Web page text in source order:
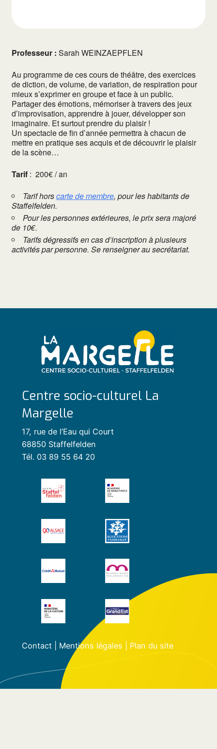
Professeur : Sarah WEINZAEPFLEN
Au programme de ces cours de théâtre, des exercices
de diction, de volume, de variation, de respiration pour
mieux s’exprimer en groupe et face à un public.
Partager des émotions, mémoriser à travers des jeux
d’improvisation, apprendre à jouer, développer son
imaginaire. Et surtout prendre du plaisir !
Un spectacle de fin d’année permettra à chacun de
mettre en pratique ses acquis et de découvrir le plaisir
de la scène…
Tarif : 200€ / an
Tarif horscarte de membre, pour les habitants de
Staffelfelden.
Pour les personnes extérieures, le prix sera majoré
de 10€.
Tarifs dégressifs en cas d’inscription à plusieurs
activités par personne. Se renseigner au secrétariat.
Centre socio-culturel La
Margelle
17, rue de l’Eau qui Court
68850 Staffelfelden
Tél. 03 89 55 64 20
Contact| Mentions légales Plan du site